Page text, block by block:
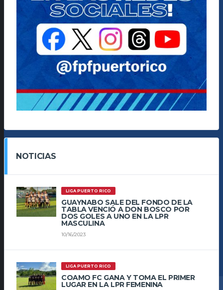
NOTICIAS
LIGA PUERTO RICO
GUAYNABO SALE DEL FONDO DE LA
TABLA VENCIÓ A DON BOSCO POR
DOS GOLES A UNO EN LA LPR
MASCULINA
10/16/2023
LIGA PUERTO RICO
COAMO FC GANA Y TOMA EL PRIMER
LUGAR EN LA LPR FEMENINA